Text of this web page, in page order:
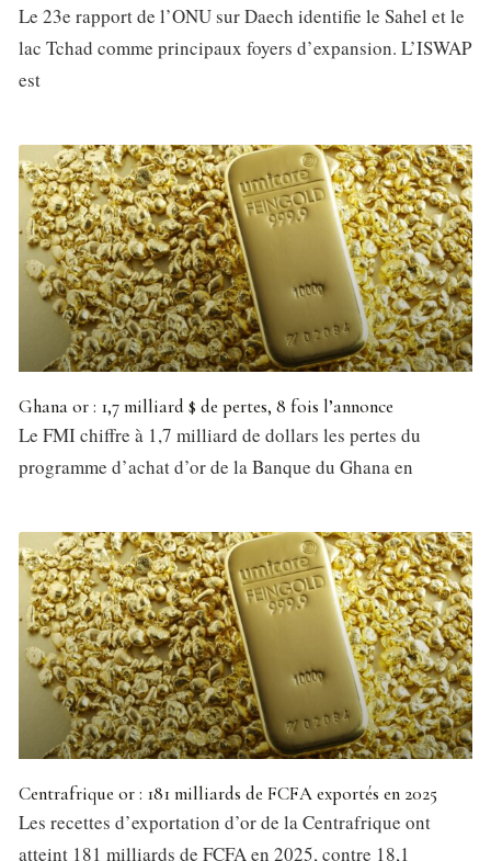
Le 23e rapport de l’ONU sur Daech identifie le Sahel et le
lac Tchad comme principaux foyers d’expansion. L’ISWAP
est
Ghana or : 1,7 milliard $ de pertes, 8 fois l’annonce
Le FMI chiffre à 1,7 milliard de dollars les pertes du
programme d’achat d’or de la Banque du Ghana en
Centrafrique or : 181 milliards de FCFA exportés en 2025
Les recettes d’exportation d’or de la Centrafrique ont
atteint 181 milliards de FCFA en 2025, contre 18,1